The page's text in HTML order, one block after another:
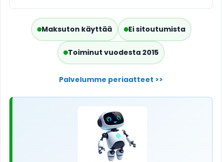
Maksuton käyttää Ei sitoutumista
Toiminut vuodesta 2015
Palvelumme periaatteet >>